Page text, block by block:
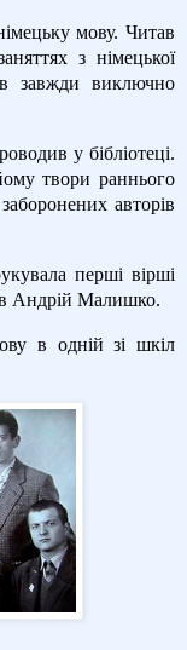
мову. Читав
з німецької
завжди виключно
у бібліотеці.
твори раннього
авторів
перші вірші
Андрій Малишко.
в одній зі шкіл